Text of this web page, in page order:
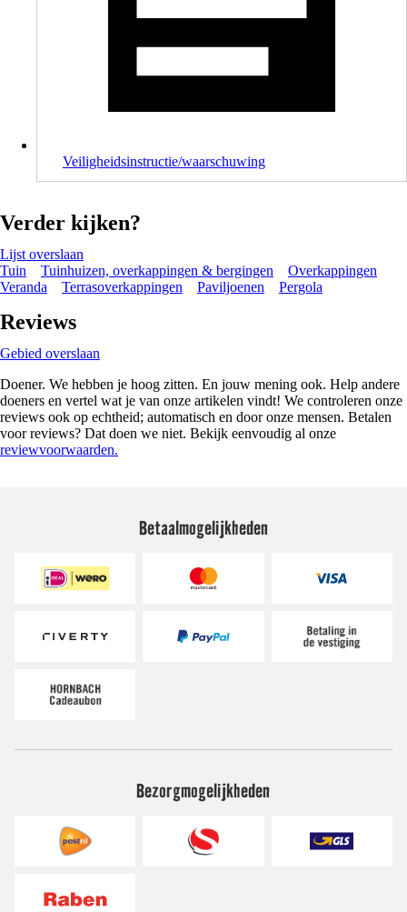
Veiligheidsinstructie/waarschuwing
Verder kijken?
Lijst overslaan
Tuin
Tuinhuizen, overkappingen & bergingen
Overkappingen
Veranda
Terrasoverkappingen Paviljoenen Pergola
Reviews
Gebied overslaan
Doener. We hebben je hoog zitten. En jouw mening ook. Help andere
doeners en vertel wat je van onze artikelen vindt! We controleren onze
reviews ook op echtheid; automatisch en door onze mensen. Betalen
voor reviews? Dat doen we niet. Bekijk eenvoudig al onze
reviewvoorwaarden.
Betaalmogelijkheden
Bezorgmogelijkheden